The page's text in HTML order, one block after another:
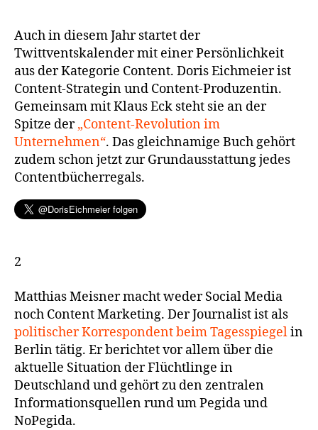
Auch in diesem Jahr startet der
Twittventskalender mit einer Persönlichkeit
aus der Kategorie Content. Doris Eichmeier ist
Content-Strategin und Content-Produzentin.
Gemeinsam mit Klaus Eck steht sie an der
Spitze der„Content-Revolution im
Unternehmen“. Das gleichnamige Buch gehört
zudem schon jetzt zur Grundausstattung jedes
Contentbücherregals.
2
Matthias Meisner macht weder Social Media
noch Content Marketing. Der Journalist ist als
politischer Korrespondent beim Tagesspiegelin
Berlin tätig. Er berichtet vor allem über die
aktuelle Situation der Flüchtlinge in
Deutschland und gehört zu den zentralen
Informationsquellen rund um Pegida und
NoPegida.